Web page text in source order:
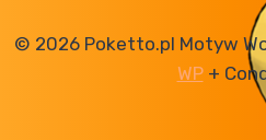
© 2026 Poketto.pl Motyw
WP+